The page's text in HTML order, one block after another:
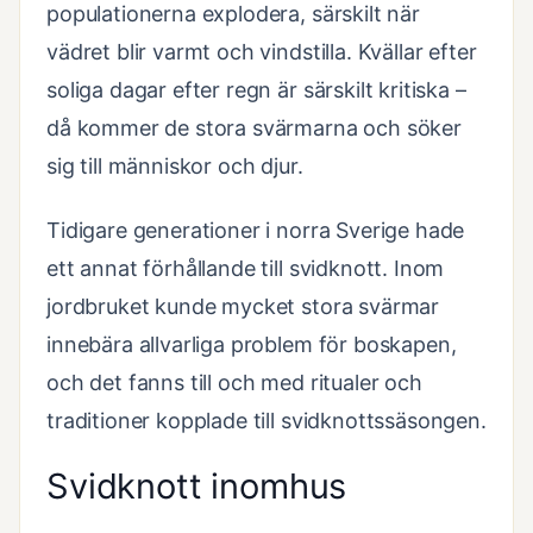
populationerna explodera, särskilt när
vädret blir varmt och vindstilla. Kvällar efter
soliga dagar efter regn är särskilt kritiska –
då kommer de stora svärmarna och söker
sig till människor och djur.
Tidigare generationer i norra Sverige hade
ett annat förhållande till svidknott. Inom
jordbruket kunde mycket stora svärmar
innebära allvarliga problem för boskapen,
och det fanns till och med ritualer och
traditioner kopplade till svidknottssäsongen.
Svidknott inomhus